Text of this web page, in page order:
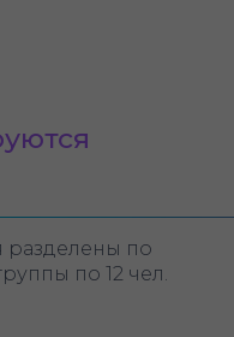
по
по 12 чел.